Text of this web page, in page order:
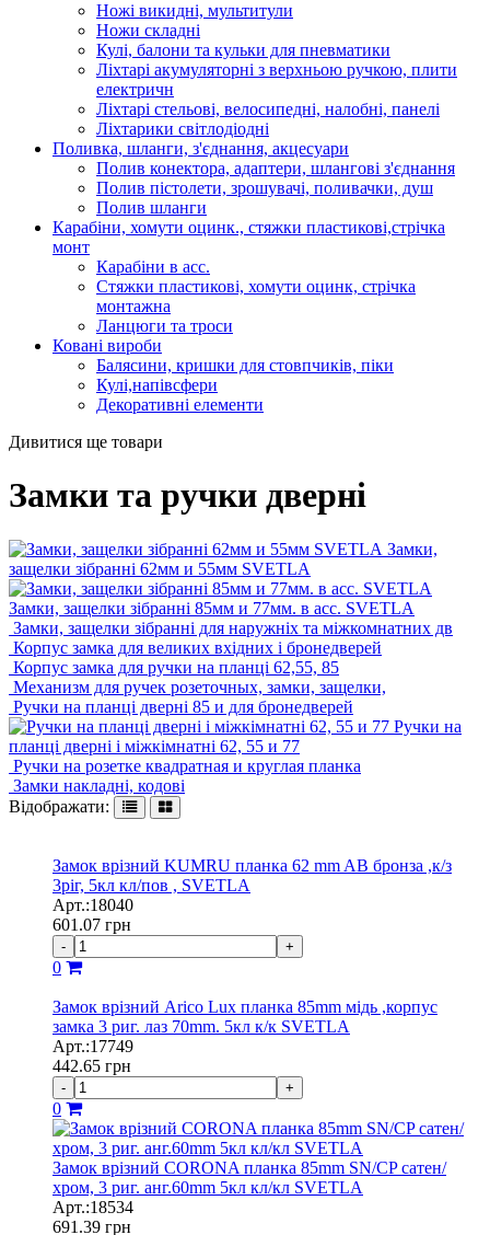
Ножі викидні, мультитули
Ножи складні
Кулі, балони та кульки для пневматики
Ліхтарі акумуляторні з верхньою ручкою, плити
електричн
Ліхтарі стельові, велосипедні, налобні, панелі
Ліхтарики світлодіодні
Поливка, шланги, з'єднання, акцесуари
Полив конектора, адаптери, шлангові з'єднання
Полив пістолети, зрошувачі, поливачки, душ
Полив шланги
Карабіни, хомути оцинк., стяжки пластикові,стрічка
монт
Карабіни в асс.
Стяжки пластикові, хомути оцинк, стрічка
монтажна
Ланцюги та троси
Ковані вироби
Балясини, кришки для стовпчиків, піки
Кулі,напівсфери
Декоративні елементи
Дивитися ще товари
Замки та ручки дверні
Замки,
защелки зібранні 62мм и 55мм SVETLA
Замки, защелки зібранні 85мм и 77мм. в асс. SVETLA
Замки, защелки зібранні для наружніх та міжкомнатних дв
Корпус замка для великих вхідних і бронедверей
Корпус замка для ручки на планці 62,55, 85
Механизм для ручек розеточных, замки, защелки,
Ручки на планці дверні 85 и для бронедверей
Ручки на
планці дверні і міжкімнатні 62, 55 и 77
Ручки на розетке квадратная и круглая планка
Замки накладні, кодові
Відображати:
Замок врiзний KUMRU планка 62 mm AB бронза ,к/з
3ріг, 5кл кл/пов , SVETLA
Арт.:18040
601.07 грн
- +
0
Замок врізний Arico Lux планка 85mm мідь ,корпус
замка 3 риг. лаз 70mm. 5кл к/к SVETLA
Арт.:17749
442.65 грн
- +
0
Замок врізний CORONA планка 85mm SN/CP сатен/
хром, 3 риг. анг.60mm 5кл кл/кл SVETLA
Арт.:18534
691.39 грн